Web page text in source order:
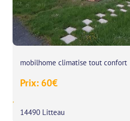
mobilhome climatise tout confort
Prix: 60€
,
14490 Litteau